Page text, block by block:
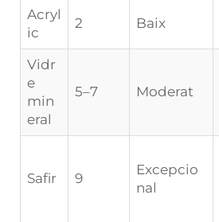
Acryl
ic
2 Baix
Vidr
e
min
eral
5–7 Moderat
Safir 9
Excepcio
nal